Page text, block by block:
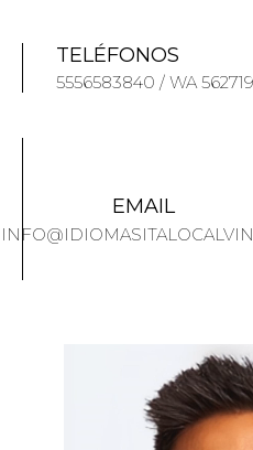
TELÉFONOS
5556583840 / WA
EMAIL